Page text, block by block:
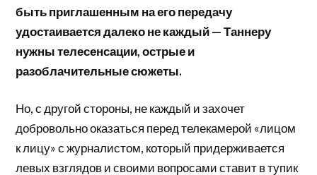
быть приглашенным на его передачу
удостаивается далеко не каждый — Таннеру
нужны телесенсации, острые и
разоблачительные сюжеты.
Но, с другой стороны, не каждый и захочет
добровольно оказаться перед телекамерой «лицом
к лицу» с журналистом, который придерживается
левых взглядов и своими вопросами ставит в тупик